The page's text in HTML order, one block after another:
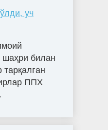
уч
шаҳри билан
ППХ